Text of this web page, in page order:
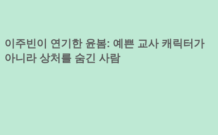
이주빈이 연기한 윤봄: 예쁜 교사 캐릭터가
아니라 상처를 숨긴 사람